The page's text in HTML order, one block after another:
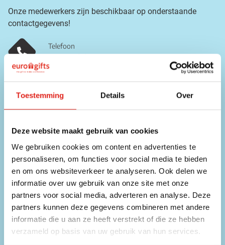
Toestemming Details Over
Deze website maakt gebruik van cookies
We gebruiken cookies om content en advertenties te
personaliseren, om functies voor social media te bieden
en om ons websiteverkeer te analyseren. Ook delen we
informatie over uw gebruik van onze site met onze
partners voor social media, adverteren en analyse. Deze
partners kunnen deze gegevens combineren met andere
informatie die u aan ze heeft verstrekt of die ze hebben
verzameld op basis van uw gebruik van hun services.
Onze medewerkers zijn beschikbaar op onderstaande
contactgegevens!
Telefoon
056 31 39 91
Chat
Direct contact met een medewerker
FAQ
Bekijk de veelgestelde vragen
Mis geen enkele aanbieding!
Schrijf u in voor onze nieuwsbrief.
Voer uw e-mailadres in Schrijf u